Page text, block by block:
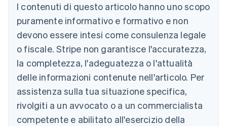
I contenuti di questo articolo hanno uno scopo
puramente informativo e formativo e non
devono essere intesi come consulenza legale
o fiscale. Stripe non garantisce l'accuratezza,
la completezza, l'adeguatezza o l'attualità
delle informazioni contenute nell'articolo. Per
assistenza sulla tua situazione specifica,
rivolgiti a un avvocato o a un commercialista
competente e abilitato all'esercizio della
Belgio
Nederlands FrançaisDeutschEnglish
Brasile
Português English
Bulgaria
English
Canada
EnglishFrançais
Cina continentale
简体中文
Cipro
English